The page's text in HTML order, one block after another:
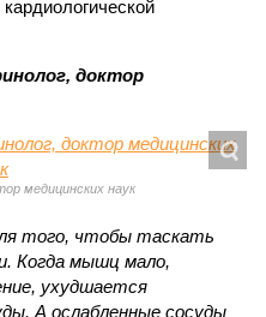
доктор
медицинских наук
того, чтобы таскать
Когда мышц мало,
ухудшается
А ослабленные сосуды